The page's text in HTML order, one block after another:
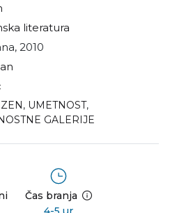
literatura
2010
, UMETNOST,
GALERIJE
Čas branja